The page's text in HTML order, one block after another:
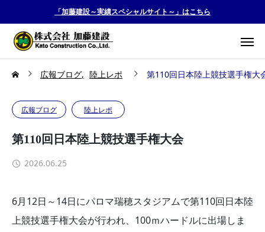
「加藤建設～実績スペシャルサイト～」はこちら
広報ブログ 陸上レポ 第110回日本陸上競技選手権大
広報ブログ 陸上レポ
第110回日本陸上競技選手権大会
2026.06.25
6月12日～14日にパロマ瑞穂スタジアムで第110回日本陸
上競技選手権大会が行われ、100ｍハードルに出場しま